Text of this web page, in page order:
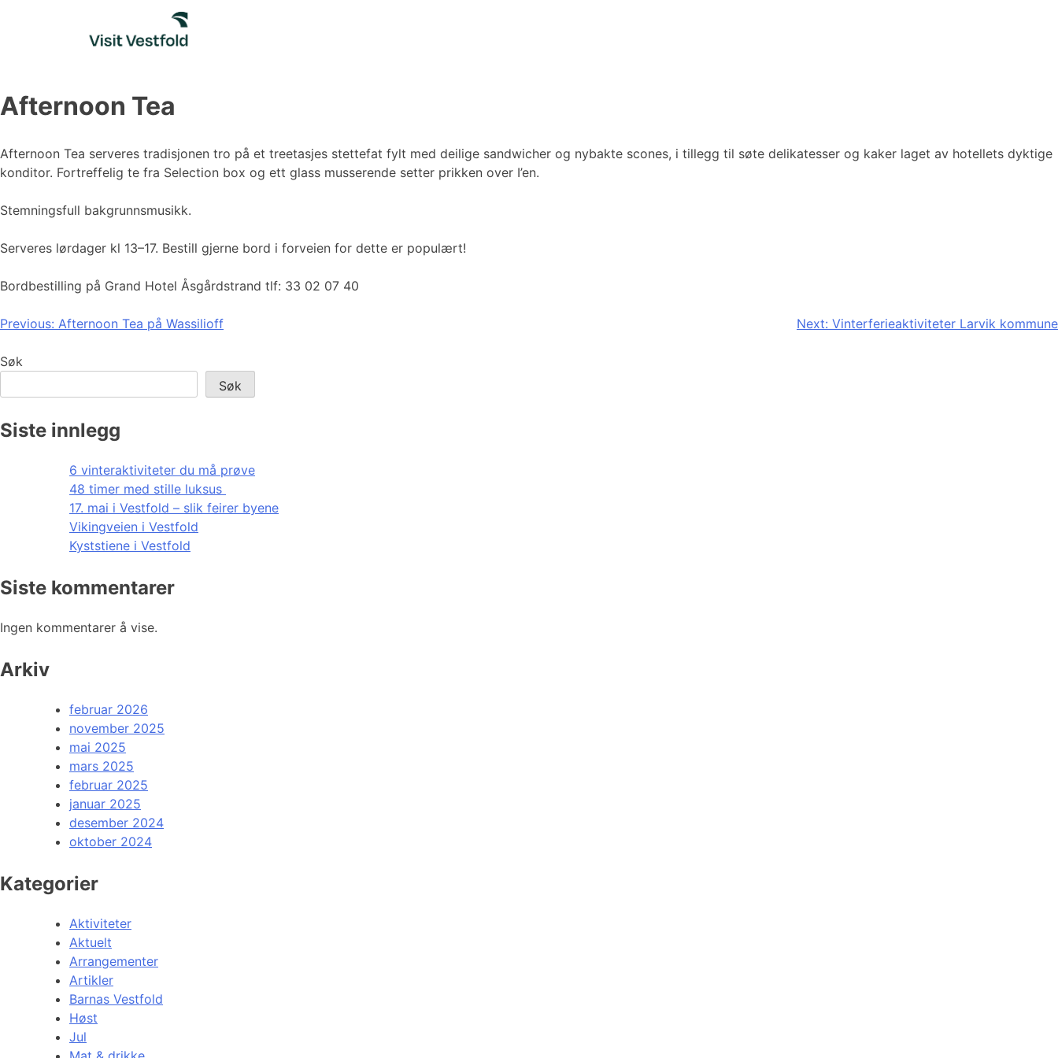
Afternoon Tea
Afternoon Tea serveres tradisjonen tro på et treetasjes stettefat fylt med deilige sandwicher og nybakte scones, i tillegg til søte delikatesser og kaker laget av hotellets dyktige
konditor. Fortreffelig te fra Selection box og ett glass musserende setter prikken over I’en.
Stemningsfull bakgrunnsmusikk.
Serveres lørdager kl 13–17. Bestill gjerne bord i forveien for dette er populært!
Bordbestilling på Grand Hotel Åsgårdstrand tlf: 33 02 07 40
Innleggsnavigasjon
Previous: Afternoon Tea på Wassilioff Next: Vinterferieaktiviteter Larvik kommune
Søk
Søk
Siste innlegg
6 vinteraktiviteter du må prøve
48 timer med stille luksus
17. mai i Vestfold – slik feirer byene
Vikingveien i Vestfold
Kyststiene i Vestfold
Siste kommentarer
Ingen kommentarer å vise.
Arkiv
februar 2026
november 2025
mai 2025
mars 2025
februar 2025
januar 2025
desember 2024
oktober 2024
Kategorier
Aktiviteter
Aktuelt
Arrangementer
Artikler
Barnas Vestfold
Høst
Jul